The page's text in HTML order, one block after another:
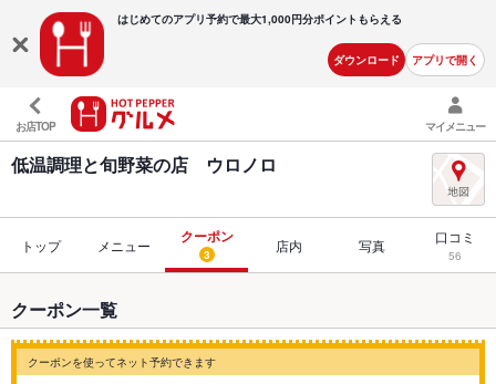
はじめてのアプリ予約で最大1,000円分ポイントもらえる
ダウンロード アプリで開く
お店TOP マイメニュー
低温調理と旬野菜の店 ウロノロ
トップ メニュー クーポン
3 店内 写真 口コミ
56
クーポン一覧
クーポンを使ってネット予約できます